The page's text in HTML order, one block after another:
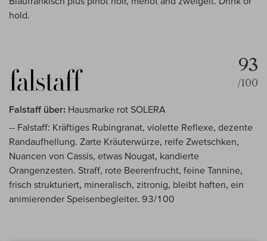
hold.
93
/100
Falstaff über: Hausmarke rot SOLERA
-- Falstaff: Kräftiges Rubingranat, violette Reflexe, dezente
Randaufhellung. Zarte Kräuterwürze, reife Zwetschken,
Nuancen von Cassis, etwas Nougat, kandierte
Orangenzesten. Straff, rote Beerenfrucht, feine Tannine,
frisch strukturiert, mineralisch, zitronig, bleibt haften, ein
animierender Speisenbegleiter. 93/100